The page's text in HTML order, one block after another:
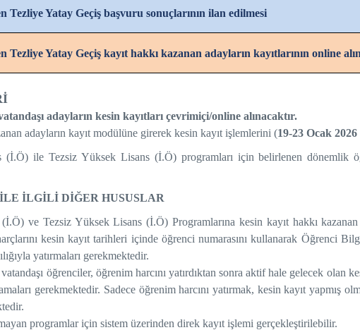
Tezliye Yatay Geçiş başvuru sonuçlarının ilan edilmesi
Tezliye Yatay Geçiş kayıt hakkı kazanan adayların kayıtlarının online
adayların kesin kayıtları çevrimiçi/online alınacaktır.
adayların kayıt modülüne girerek kesin kayıt işlemlerini (19-23 Ocak
ile Tezsiz Yüksek Lisans (İ.Ö) programları için belirlenen dönemlik
İLGİLİ DİĞER HUSUSLAR
ve Tezsiz Yüksek Lisans (İ.Ö) Programlarına kesin kayıt hakkı
kesin kayıt tarihleri içinde öğrenci numarasını kullanarak Öğrenci
yatırmaları gerekmektedir.
öğrenciler, öğrenim harcını yatırdıktan sonra aktif hale gelecek olan
gerekmektedir. Sadece öğrenim harcını yatırmak, kesin kayıt yapmış
programlar için sistem üzerinden direk kayıt işlemi gerçekleştirilebilir.